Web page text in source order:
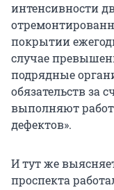
интенсивности
покрытии
случае
подрядные
обязательств за
выполняют
дефектов».
И тут же
проспекта